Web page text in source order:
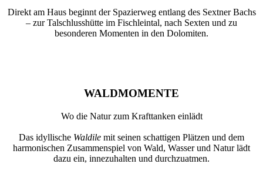
Direkt am Haus beginnt der Spazierweg entlang des Sextner Bachs
– zur Talschlusshütte im Fischleintal, nach Sexten und zu
besonderen Momenten in den Dolomiten.
WALDMOMENTE
Wo die Natur zum Krafttanken einlädt
Das idyllische Waldile mit seinen schattigen Plätzen und dem
harmonischen Zusammenspiel von Wald, Wasser und Natur lädt
dazu ein, innezuhalten und durchzuatmen.